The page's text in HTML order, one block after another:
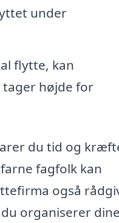
under
flytte, kan
højde for
du tid og
fagfolk kan
også
organiserer dine